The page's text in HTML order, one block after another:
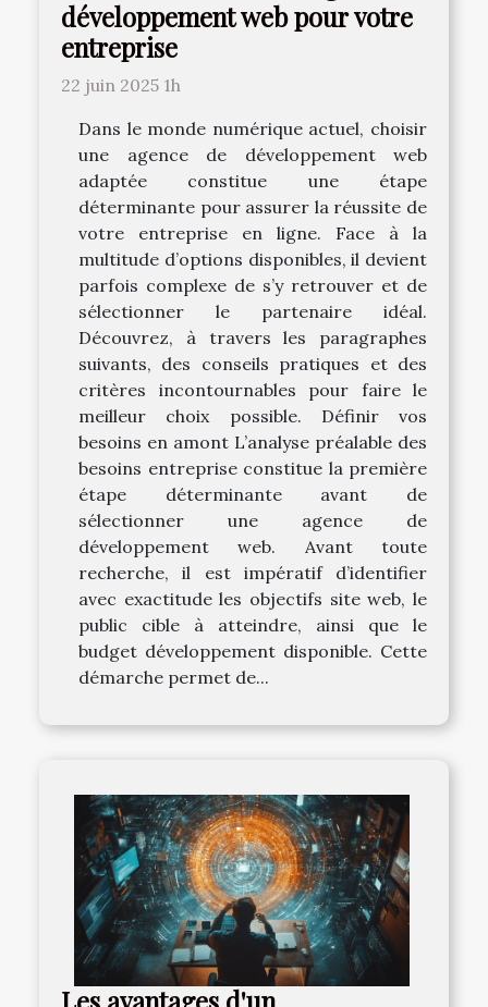
développement web pour votre
entreprise
22 juin 2025 1h
Dans le monde numérique actuel, choisir
une agence de développement web
adaptée constitue une étape
déterminante pour assurer la réussite de
votre entreprise en ligne. Face à la
multitude d’options disponibles, il devient
parfois complexe de s’y retrouver et de
sélectionner le partenaire idéal.
Découvrez, à travers les paragraphes
suivants, des conseils pratiques et des
critères incontournables pour faire le
meilleur choix possible. Définir vos
besoins en amont L’analyse préalable des
besoins entreprise constitue la première
étape déterminante avant de
sélectionner une agence de
développement web. Avant toute
recherche, il est impératif d’identifier
avec exactitude les objectifs site web, le
public cible à atteindre, ainsi que le
budget développement disponible. Cette
démarche permet de...